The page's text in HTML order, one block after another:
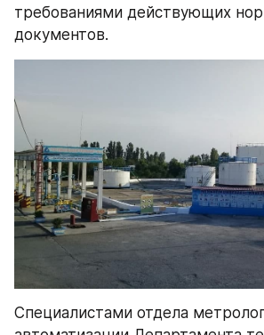
требованиями действующих
документов.
Специалистами отдела